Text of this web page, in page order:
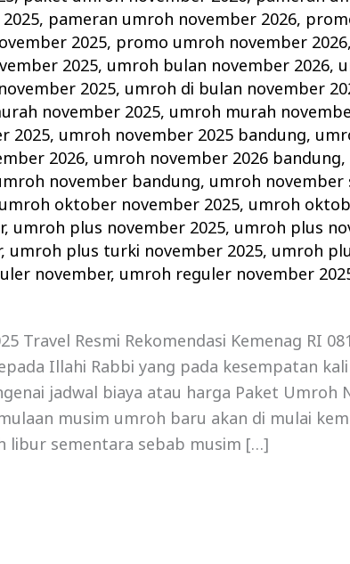
, pameran umroh november 2026,
2025, promo umroh november 2026,
2025, umroh bulan november 2026,
2025, umroh di bulan november
november 2025, umroh murah
2025, umroh november 2025 bandung,
2026, umroh november 2026 bandung,
november bandung, umroh november
umroh oktober november 2025, umroh
, umroh plus november 2025, umroh plus
, umroh plus turki november 2025, umroh
november, umroh reguler november
Travel Resmi Rekomendasi Kemenag RI
Illahi Rabbi yang pada kesempatan
jadwal biaya atau harga Paket Umroh
musim umroh baru akan di mulai
libur sementara sebab musim […]